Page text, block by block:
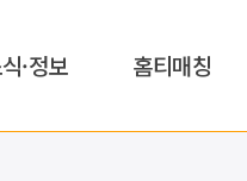
·정보 홈티매칭